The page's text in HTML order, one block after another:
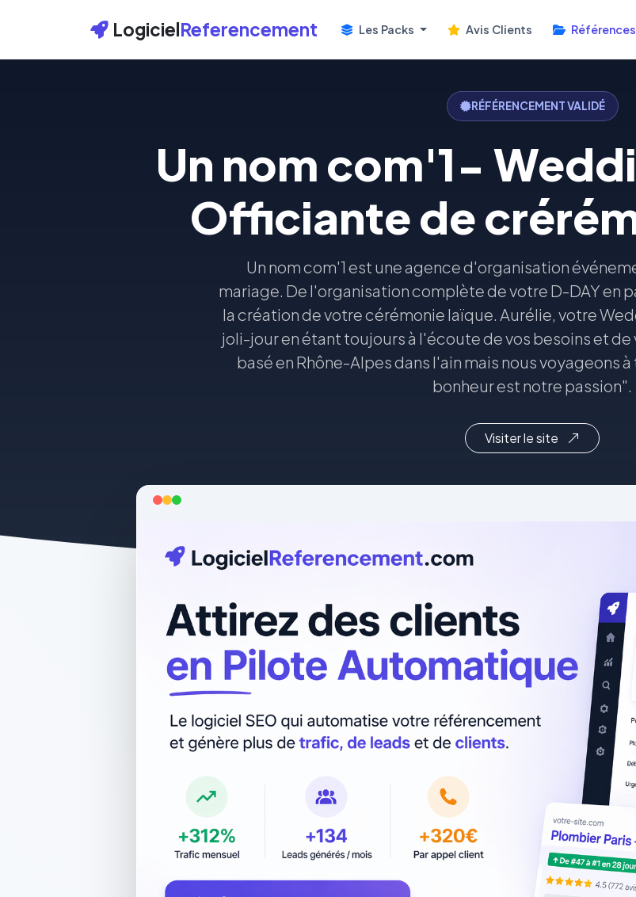
LogicielReferencement Les Packs Avis Clients Références
RÉFÉRENCEMENT VALIDÉ
Un nom com'1-
Officiante de
Un nom com'1 est une agence d'organisation
mariage. De l'organisation complète de votre D-DAY en
la création de votre cérémonie laïque. Aurélie, votre
joli-jour en étant toujours à l'écoute de vos besoins et
basé en Rhône-Alpes dans l'ain mais nous voyageons
bonheur est notre passion".
Visiter le site